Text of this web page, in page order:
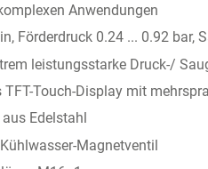
Anwendungen
Förderdruck 0.24 ... 0.92 bar,
leistungsstarke Druck-/
Touch-Display mit
Edelstahl
Magnetventil